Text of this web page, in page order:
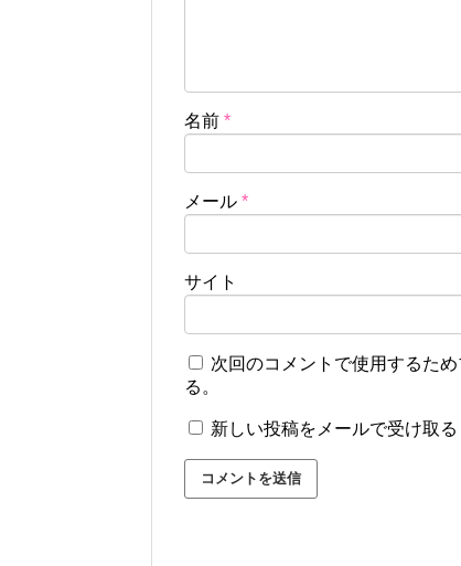
名前 *
メール *
サイト
次回のコメントで使用するた
る。
新しい投稿をメールで受け取る